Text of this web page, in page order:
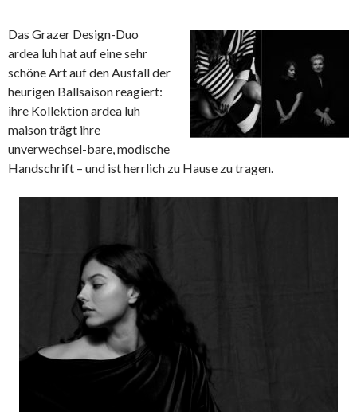
Das Grazer Design-Duo
ardea luh hat auf eine sehr
schöne Art auf den Ausfall der
heurigen Ballsaison reagiert:
ihre Kollektion ardea luh
maison trägt ihre
unverwechsel-bare, modische
Handschrift – und ist herrlich zu Hause zu tragen.